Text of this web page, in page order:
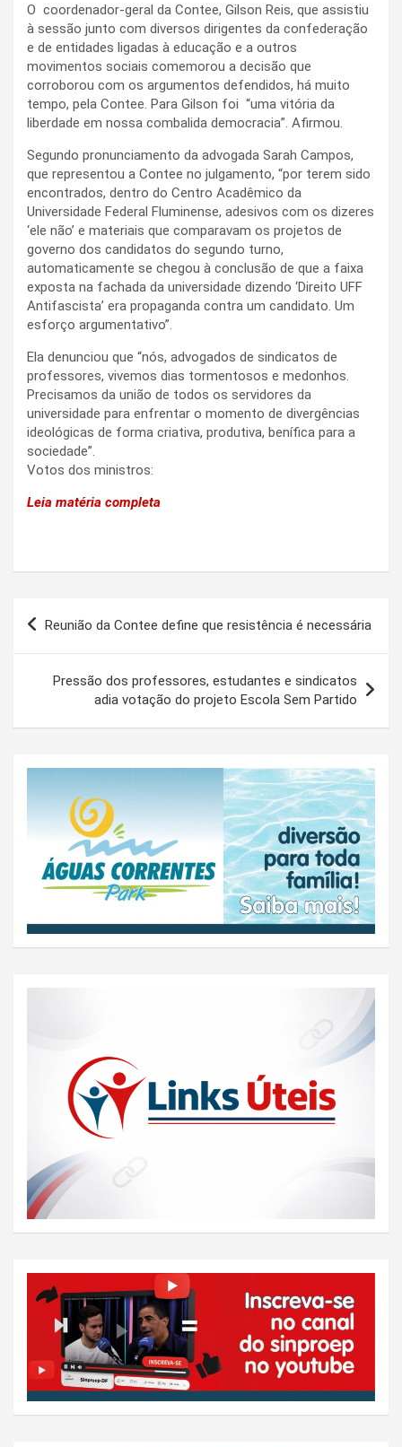
O coordenador-geral da Contee, Gilson Reis, que assistiu
à sessão junto com diversos dirigentes da confederação
e de entidades ligadas à educação e a outros
movimentos sociais comemorou a decisão que
corroborou com os argumentos defendidos, há muito
tempo, pela Contee. Para Gilson foi “uma vitória da
liberdade em nossa combalida democracia”. Afirmou.
Segundo pronunciamento da advogada Sarah Campos,
que representou a Contee no julgamento, “por terem sido
encontrados, dentro do Centro Acadêmico da
Universidade Federal Fluminense, adesivos com os dizeres
‘ele não’ e materiais que comparavam os projetos de
governo dos candidatos do segundo turno,
automaticamente se chegou à conclusão de que a faixa
exposta na fachada da universidade dizendo ‘Direito UFF
Antifascista’ era propaganda contra um candidato. Um
esforço argumentativo”.
Ela denunciou que “nós, advogados de sindicatos de
professores, vivemos dias tormentosos e medonhos.
Precisamos da união de todos os servidores da
universidade para enfrentar o momento de divergências
ideológicas de forma criativa, produtiva, benífica para a
sociedade”.
Votos dos ministros:
Leia matéria completa
Navegação
Reunião da Contee define que resistência é necessária
Pressão dos professores, estudantes e sindicatos
adia votação do projeto Escola Sem Partido